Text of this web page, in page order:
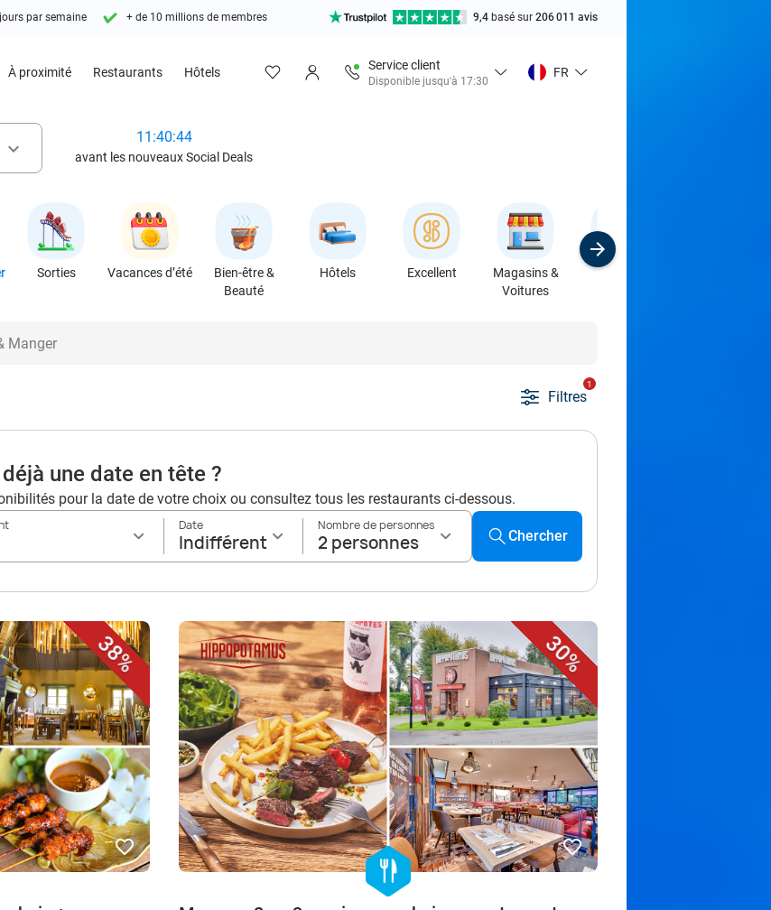
par semaine + de 10 millions de membres 9,4 basé sur 206 011 avis
À proximité Restaurants Hôtels
Service client
Disponible jusqu'à 17:30
FR
keyboard_arrow_down
11:40:42
avant les nouveaux Social Deals
Sorties Vacances d’été
Bien-être &
Beauté
Hôtels Excellent
Magasins &
Voitures
Sport
Filtres
1
une date en tête ?
pour la date de votre choix ou consultez tous les restaurants ci-dessous.
Date
Indifférent
Nombre de personnes
2 personnes Chercher
38%
favorite_border
30%
favorite_border
hexagon
food